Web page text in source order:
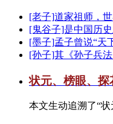
[老子]道家祖师，
[鬼谷子]是中国历
[墨子]孟子曾说“天
[孙子]其《孙子兵
状元、榜眼、探
本文生动追溯了“状